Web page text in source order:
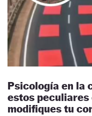
Psicología en la
estos peculiares
modifiques tu